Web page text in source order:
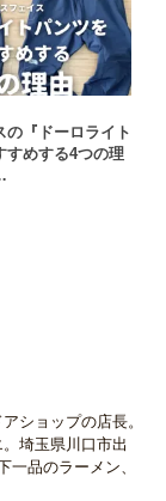
の『ドーロライト
すめする4つの理
ショップの店長。
埼玉県川口市出
一品のラーメン、